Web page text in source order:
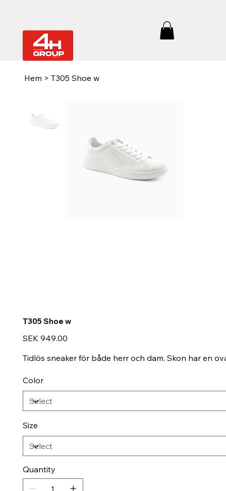
Hem > T305 Shoe w
T305 Shoe w
Price
SEK 949.00
Tidlös sneaker för både herr och dam. Skon har en
Color
Size
Quantity